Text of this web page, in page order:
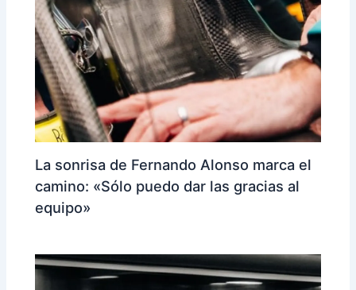
La sonrisa de Fernando Alonso marca el
camino: «Sólo puedo dar las gracias al
equipo»